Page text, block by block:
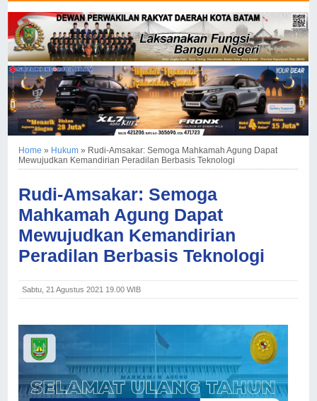
Home » Hukum » Rudi-Amsakar: Semoga Mahkamah Agung Dapat
Mewujudkan Kemandirian Peradilan Berbasis Teknologi
Rudi-Amsakar: Semoga
Mahkamah Agung Dapat
Mewujudkan Kemandirian
Peradilan Berbasis Teknologi
Sabtu, 21 Agustus 2021 19.00 WIB